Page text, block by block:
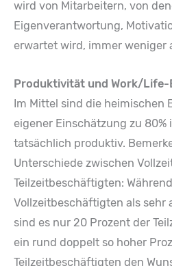
wird von Mitarbeitern, von
Eigenverantwortung,
erwartet wird, immer weniger
Produktivität und Work/Life-
Im Mittel sind die heimischen
eigener Einschätzung zu 80%
tatsächlich produktiv.
Unterschiede zwischen
Teilzeitbeschäftigten:
Vollzeitbeschäftigten als sehr
sind es nur 20 Prozent der
ein rund doppelt so hoher
Teilzeitbeschäftigten den